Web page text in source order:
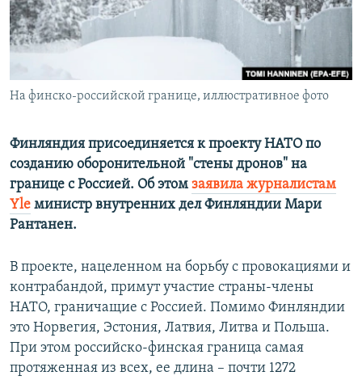
ПОБЕДИТЕЛЕЙ НЕ СУДЯТ?
КРЫМ.НЕПОКОРЕННЫЙ
УКРАИНСКАЯ ПРОБЛЕМА КРЫМА
ПРИСОЕДИНЯЙТЕСЬ!
На финско-российской границе, иллюстративное фото
Финляндия присоединяется к проекту НАТО по
созданию оборонительной "стены дронов" на
границе с Россией. Об этом заявила журналистам
Yle министр внутренних дел Финляндии Мари
Рантанен.
В проекте, нацеленном на борьбу с провокациями и
контрабандой, примут участие страны-члены
НАТО, граничащие с Россией. Помимо Финляндии
это Норвегия, Эстония, Латвия, Литва и Польша.
При этом российско-финская граница самая
протяженная из всех, ее длина – почти 1272